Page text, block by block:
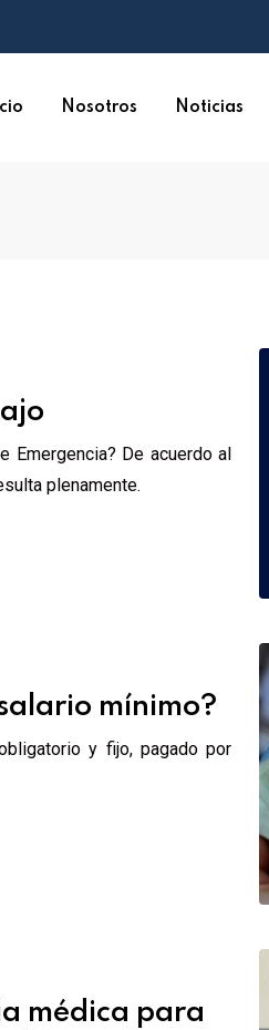
Nosotros Noticias
Emergencia? De acuerdo al
plenamente.
mínimo?
y fijo, pagado por
médica para